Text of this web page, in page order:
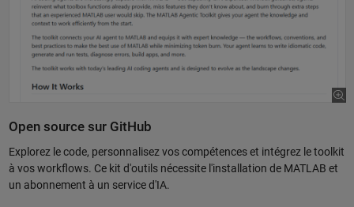
Open source sur GitHub
Explorez le code, personnalisez vos compétences et intégrez le toolkit
à vos workflows. Ce kit d'outils nécessite l'installation de MATLAB et
un abonnement à un service d'IA.